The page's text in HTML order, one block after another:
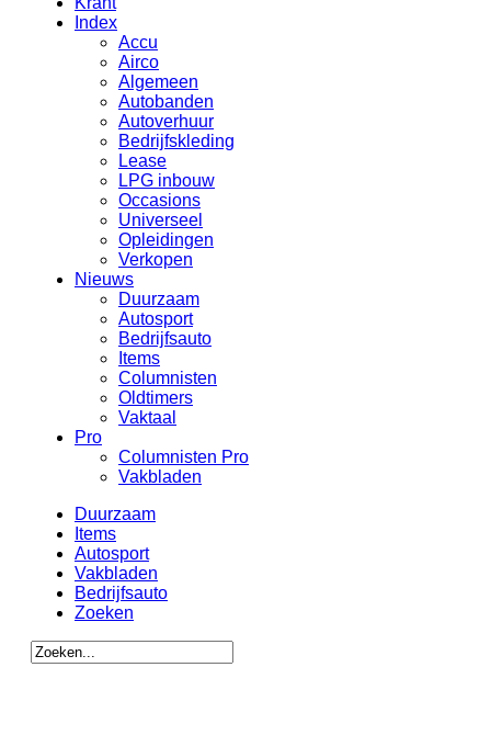
Index
Accu
Airco
Algemeen
Autobanden
Autoverhuur
Bedrijfskleding
Lease
LPG inbouw
Occasions
Universeel
Opleidingen
Verkopen
Nieuws
Duurzaam
Autosport
Bedrijfsauto
Items
Columnisten
Oldtimers
Vaktaal
Pro
Columnisten Pro
Vakbladen
Duurzaam
Items
Autosport
Vakbladen
Bedrijfsauto
Zoeken